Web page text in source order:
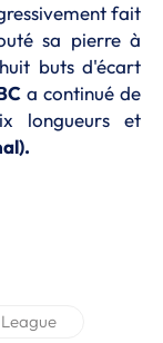
fait
sa pierre à
buts d'écart
a continué de
longueurs et